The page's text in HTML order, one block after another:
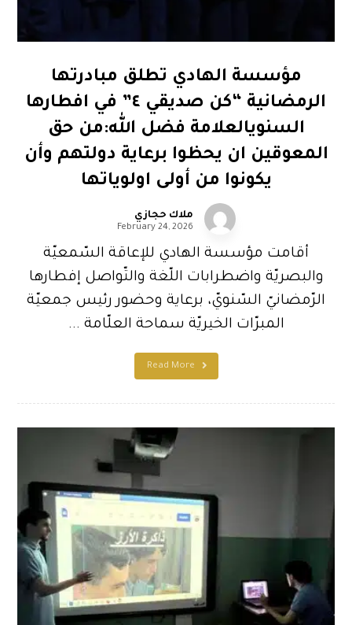
مؤسسة الهادي تطلق مبادرتها
الرمضانية “كن صديقي ٤” في افطارها
السنويالعلامة فضل الله:من حق
المعوقين ان يحظوا برعاية دولتهم وأن
يكونوا من أولى اولوياتها
ملاك حجازي
February 24, 2026
أقامت مؤسسة الهادي للإعاقة السّمعيّة
والبصريّة واضطرابات اللّغة والتّواصل إفطارها
الرّمضانيّ السّنويّ، برعاية وحضور رئيس جمعيّة
المبرّات الخيريّة سماحة العلّامة ...
Read More